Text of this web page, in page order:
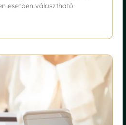
esetben választható